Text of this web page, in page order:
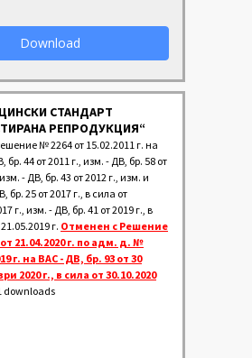
Download
СТАНДАРТ
РЕПРОДУКЦИЯ“
№ 2264 от 15.02.2011 г. на
бр. 44 от 2011 г., изм. - ДВ, бр. 58 от
- ДВ, бр. 43 от 2012 г., изм. и
бр. 25 от 2017 г., в сила от
г., изм. - ДВ, бр. 41 от 2019 г., в
г. Отменен с Решение
21.04.2020 г. по адм. д. №
г. на ВАС - ДВ, бр. 93 от 30
2020 г., в сила от 30.10.2020
downloads